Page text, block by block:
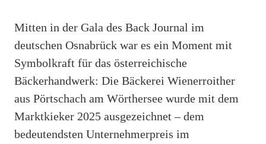
Mitten in der Gala des Back Journal im
deutschen Osnabrück war es ein Moment mit
Symbolkraft für das österreichische
Bäckerhandwerk: Die Bäckerei Wienerroither
aus Pörtschach am Wörthersee wurde mit dem
Marktkieker 2025 ausgezeichnet – dem
bedeutendsten Unternehmerpreis im